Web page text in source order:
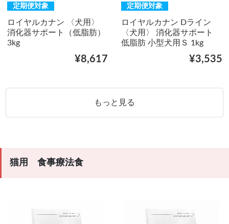
定期便対象
ロイヤルカナン 〈犬用〉
消化器サポート（低脂肪）
3kg
¥8,617
定期便対象
ロイヤルカナン Dライン
〈犬用〉 消化器サポート
低脂肪 小型犬用Ｓ 1kg
¥3,535
もっと見る
猫用 食事療法食